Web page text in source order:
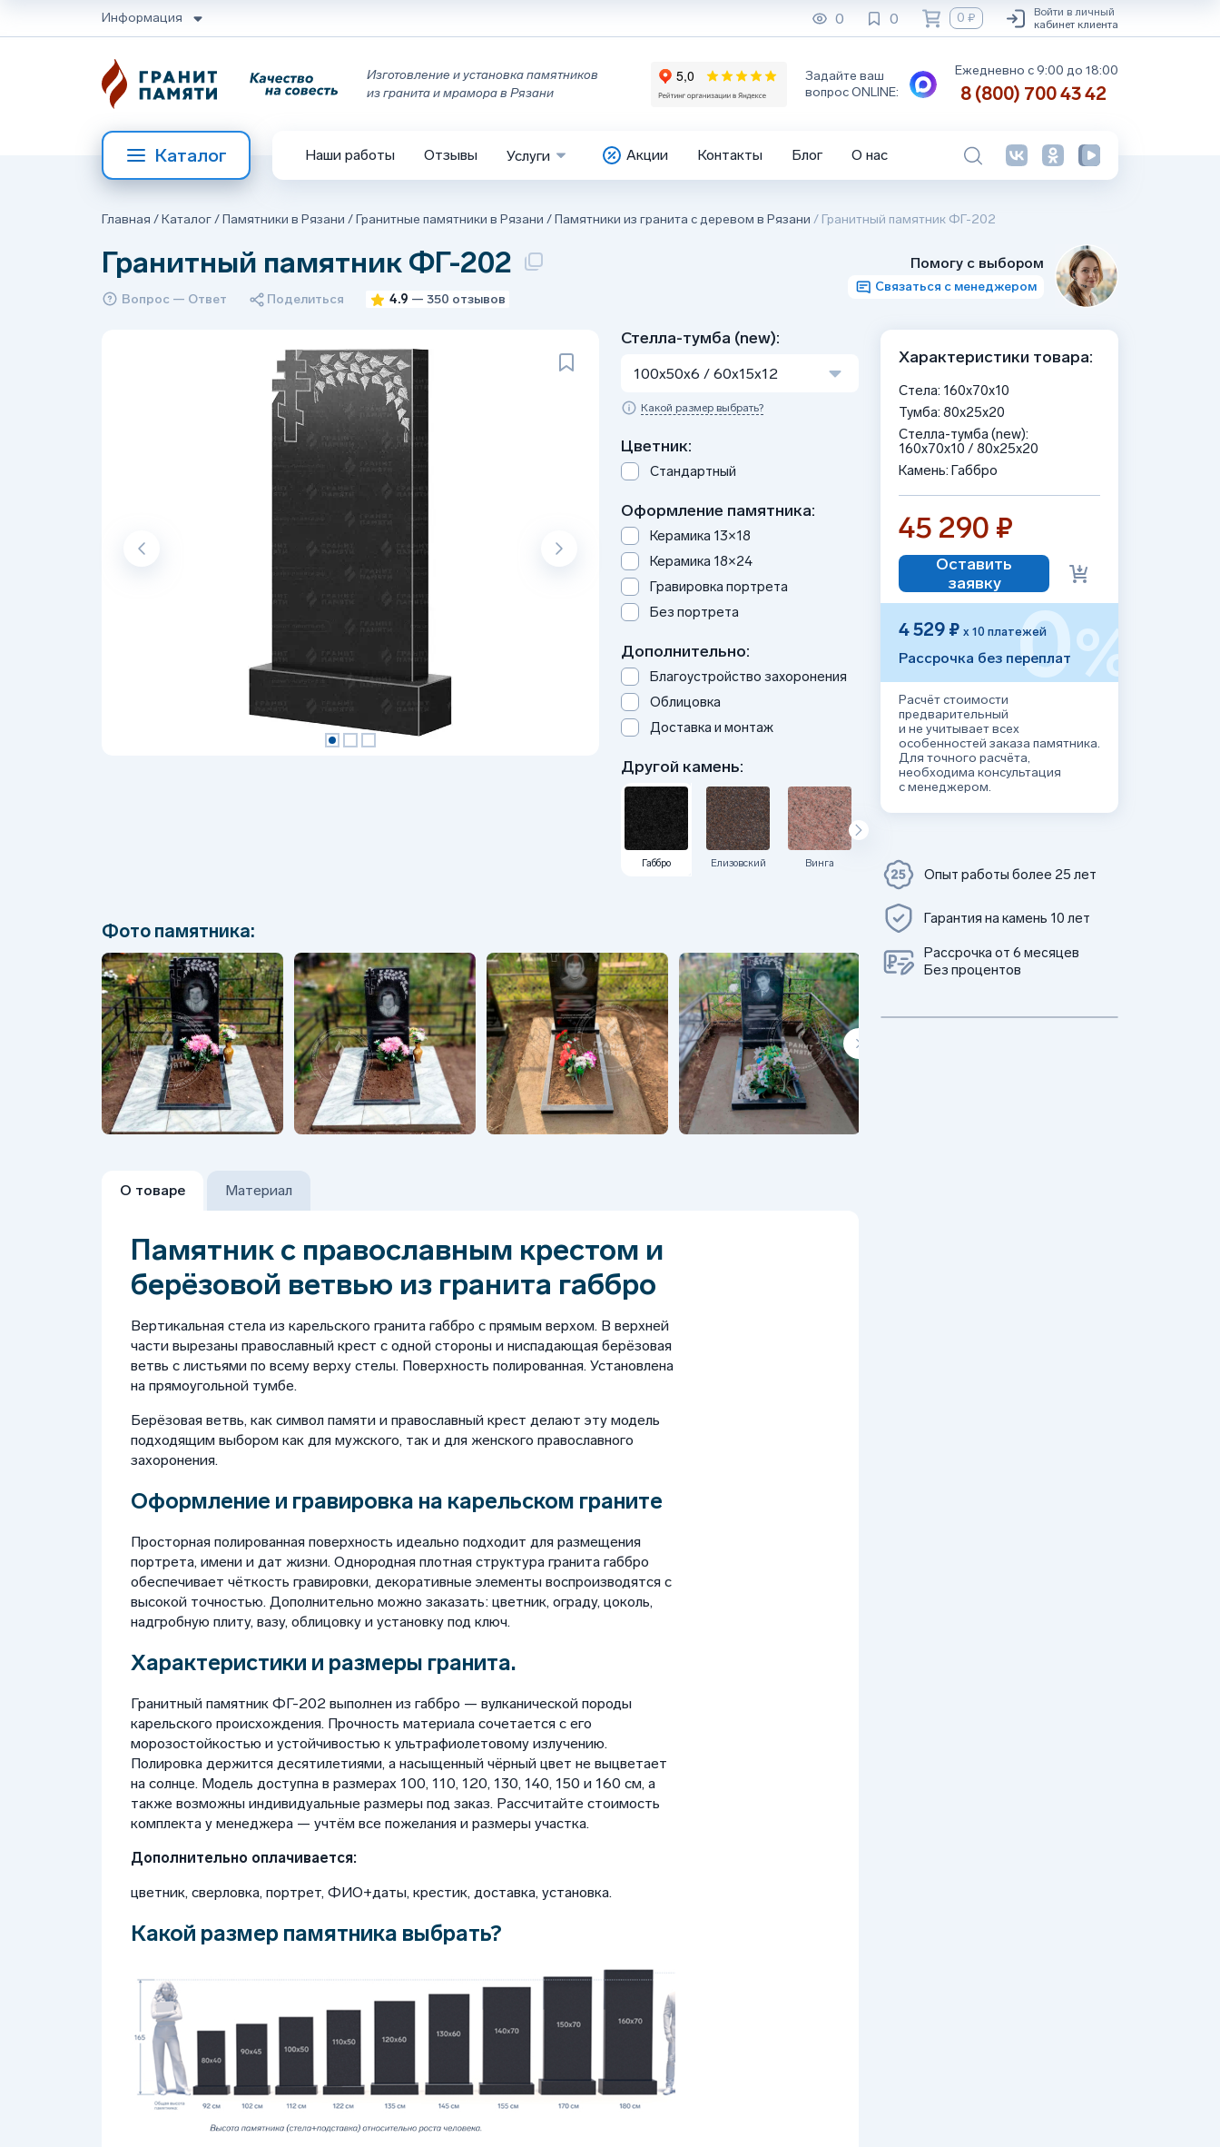
Информация 0 0 0 ₽
Войти в личный
кабинет клиента
Изготовление и установка памятников
из гранита и мрамора в Рязани
Задайте ваш
вопрос ONLINE:
Ежедневно с 9:00 до 18:00
8 (800) 700 43 42
Каталог Наши работы Отзывы Услуги Акции Контакты Блог О нас
Главная /Каталог/Памятники в Рязани /Гранитные памятники в Рязани /Памятники из гранита с деревом в Рязани / Гранитный памятник ФГ-202
Гранитный памятник ФГ-202
Вопрос — Ответ Поделиться 4.9 — 350 отзывов
Помогу с выбором
Связаться с менеджером
Стелла-тумба (new):
100x50x6 / 60x15x12
Какой размер выбрать?
Цветник:
Стандартный
Оформление памятника:
Керамика 13×18
Керамика 18×24
Гравировка портрета
Без портрета
Дополнительно:
Благоустройство захоронения
Облицовка
Доставка и монтаж
Другой камень:
Габбро Елизовский Винга Цветок Урала
Фото памятника:
О товаре Материал
Памятник с православным крестом и
берёзовой ветвью из гранита габбро
Вертикальная стела из карельского гранита габбро с прямым верхом. В верхней
части вырезаны православный крест с одной стороны и ниспадающая берёзовая
ветвь с листьями по всему верху стелы. Поверхность полированная. Установлена
на прямоугольной тумбе.
Берёзовая ветвь, как символ памяти и православный крест делают эту модель
подходящим выбором как для мужского, так и для женского православного
захоронения.
Оформление и гравировка на карельском граните
Просторная полированная поверхность идеально подходит для размещения
портрета, имени и дат жизни. Однородная плотная структура гранита габбро
обеспечивает чёткость гравировки, декоративные элементы воспроизводятся с
высокой точностью. Дополнительно можно заказать: цветник, ограду, цоколь,
надгробную плиту, вазу, облицовку и установку под ключ.
Характеристики и размеры гранита.
Гранитный памятник ФГ-202 выполнен из габбро — вулканической породы
карельского происхождения. Прочность материала сочетается с его
морозостойкостью и устойчивостью к ультрафиолетовому излучению.
Полировка держится десятилетиями, а насыщенный чёрный цвет не выцветает
на солнце. Модель доступна в размерах 100, 110, 120, 130, 140, 150 и 160 см, а
также возможны индивидуальные размеры под заказ. Рассчитайте стоимость
комплекта у менеджера — учтём все пожелания и размеры участка.
Дополнительно оплачивается:
цветник, сверловка, портрет, ФИО+даты, крестик, доставка, установка.
Какой размер памятника выбрать?
Характеристики товара:
Стела: 160x70x10
Тумба: 80x25x20
Стелла-тумба (new):
160x70x10 / 80x25x20
Камень: Габбро
45 290 ₽
Оставить
заявку
4 529 ₽ х 10 платежей
Рассрочка без переплат
0%
Расчёт стоимости
предварительный
и не учитывает всех
особенностей заказа памятника.
Для точного расчёта,
необходима консультация
с менеджером.
Опыт работы более 25 лет
Гарантия на камень 10 лет
Рассрочка от 6 месяцев
Без процентов